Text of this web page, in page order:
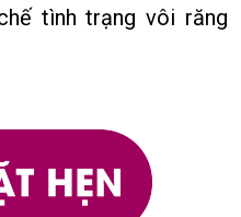
tình trạng vôi răng